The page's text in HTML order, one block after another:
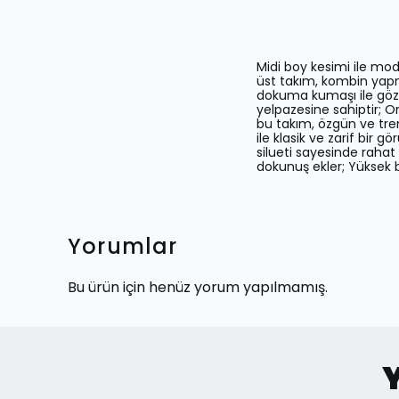
Midi boy kesimi ile
üst takım, kombin
dokuma kumaşı ile
yelpazesine sahiptir;
bu takım, özgün ve
ile klasik ve zarif bir
silueti sayesinde rahat
dokunuş ekler; Yüksek
Yorumlar
Bu ürün için henüz yorum yapılmamış.